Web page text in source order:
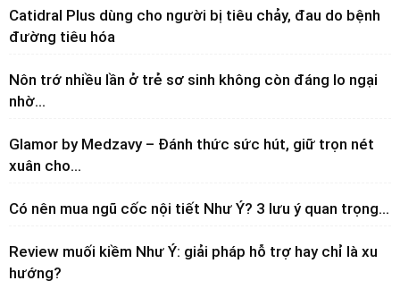
Catidral Plus dùng cho người bị tiêu chảy, đau do bệnh
đường tiêu hóa
Nôn trớ nhiều lần ở trẻ sơ sinh không còn đáng lo ngại
nhờ...
Glamor by Medzavy – Đánh thức sức hút, giữ trọn nét
xuân cho...
Có nên mua ngũ cốc nội tiết Như Ý? 3 lưu ý quan trọng...
Review muối kiềm Như Ý: giải pháp hỗ trợ hay chỉ là xu
hướng?